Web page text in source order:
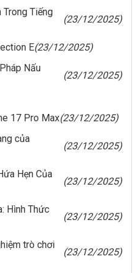
Trong Tiếng
(23/12/2025)
E(23/12/2025)
Nấu
(23/12/2025)
17 Pro Max(23/12/2025)
của
(23/12/2025)
Hẹn Của
(23/12/2025)
Hình Thức
(23/12/2025)
trò chơi
(23/12/2025)